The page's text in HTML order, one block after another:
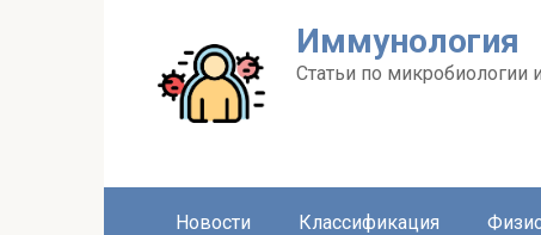
Иммунология
Статьи по микробиологии
Новости Классификация